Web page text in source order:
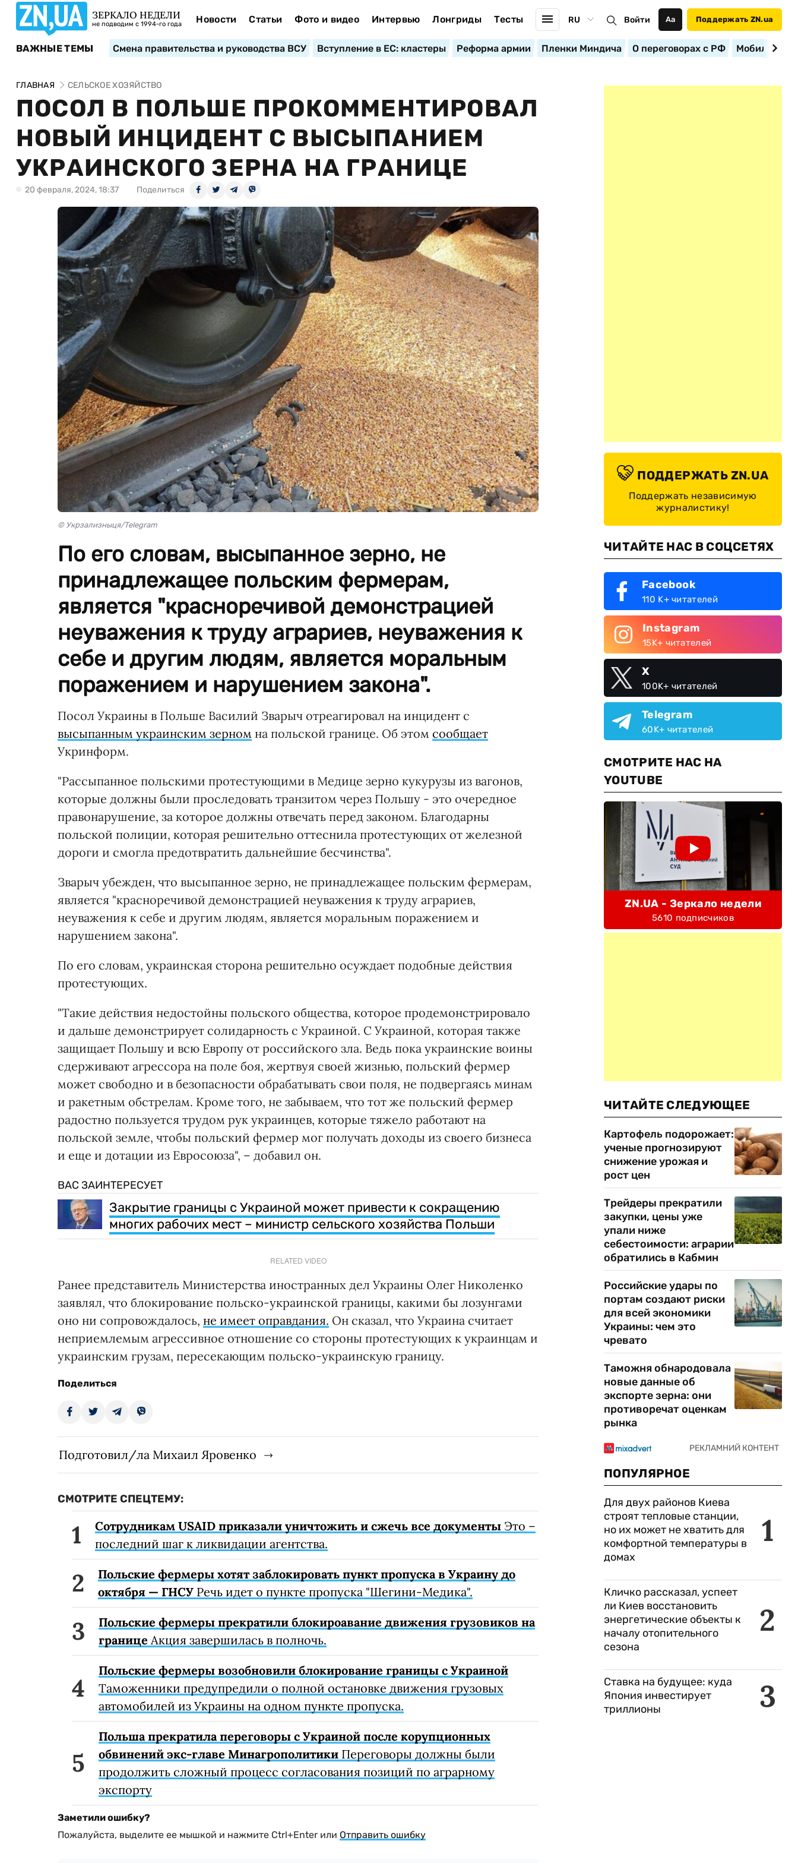
ЗЕРКАЛО НЕДЕЛИ
не подводим с 1994-го года Новости Статьи Фото и видео Интервью Лонгриды Тесты RU Войти Аа Поддержать ZN.ua
ВАЖНЫЕ ТЕМЫ Смена правительства и руководства ВСУ Вступление в ЕС: кластеры Реформа армии Пленки Миндича О переговорах с РФ
ГЛАВНАЯ СЕЛЬСКОЕ ХОЗЯЙСТВО
ПОСОЛ В ПОЛЬШЕ ПРОКОММЕНТИРОВАЛ
НОВЫЙ ИНЦИДЕНТ С ВЫСЫПАНИЕМ
УКРАИНСКОГО ЗЕРНА НА ГРАНИЦЕ
20 февраля, 2024, 18:37 Поделиться
© Укрзализныця/Telegram
По его словам, высыпанное зерно, не
принадлежащее польским фермерам,
является "красноречивой демонстрацией
неуважения к труду аграриев, неуважения к
себе и другим людям, является моральным
поражением и нарушением закона".
Посол Украины в Польше Василий Зварыч отреагировал на инцидент с
высыпанным украинским зерном на польской границе. Об этом сообщает
Укринформ.
"Рассыпанное польскими протестующими в Медице зерно кукурузы из вагонов,
которые должны были проследовать транзитом через Польшу - это очередное
правонарушение, за которое должны отвечать перед законом. Благодарны
польской полиции, которая решительно оттеснила протестующих от железной
дороги и смогла предотвратить дальнейшие бесчинства".
Зварыч убежден, что высыпанное зерно, не принадлежащее польским фермерам,
является "красноречивой демонстрацией неуважения к труду аграриев,
неуважения к себе и другим людям, является моральным поражением и
нарушением закона".
По его словам, украинская сторона решительно осуждает подобные действия
протестующих.
"Такие действия недостойны польского общества, которое продемонстрировало
и дальше демонстрирует солидарность с Украиной. С Украиной, которая также
защищает Польшу и всю Европу от российского зла. Ведь пока украинские воины
сдерживают агрессора на поле боя, жертвуя своей жизнью, польский фермер
может свободно и в безопасности обрабатывать свои поля, не подвергаясь минам
и ракетным обстрелам. Кроме того, не забываем, что тот же польский фермер
радостно пользуется трудом рук украинцев, которые тяжело работают на
польской земле, чтобы польский фермер мог получать доходы из своего бизнеса
и еще и дотации из Евросоюза", – добавил он.
ВАС ЗАИНТЕРЕСУЕТ
Закрытие границы с Украиной может привести к сокращению
многих рабочих мест – министр сельского хозяйства Польши
RELATED VIDEO
Ранее представитель Министерства иностранных дел Украины Олег Николенко
заявлял, что блокирование польско-украинской границы, какими бы лозунгами
оно ни сопровождалось, не имеет оправдания. Он сказал, что Украина считает
неприемлемым агрессивное отношение со стороны протестующих к украинцам и
украинским грузам, пересекающим польско-украинскую границу.
Поделиться
Подготовил/ла Михаил Яровенко
СМОТРИТЕ СПЕЦТЕМУ:
Сотрудникам USAID приказали уничтожить и сжечь все документы Это –
последний шаг к ликвидации агентства.
Польские фермеры хотят заблокировать пункт пропуска в Украину до
октября — ГНСУ Речь идет о пункте пропуска "Шегини-Медика".
Польские фермеры прекратили блокироавание движения грузовиков на
границе Акция завершилась в полночь.
Польские фермеры возобновили блокирование границы с Украиной
Таможенники предупредили о полной остановке движения грузовых
автомобилей из Украины на одном пункте пропуска.
Польша прекратила переговоры с Украиной после корупционных
обвинений экс-главе Минагрополитики Переговоры должны были
продолжить сложный процесс согласования позиций по аграрному
экспорту
Заметили ошибку?
Пожалуйста, выделите ее мышкой и нажмите Ctrl+Enter или Отправить ошибку
ПОДДЕРЖАТЬ ZN.UA
Поддержать независимую
журналистику!
ЧИТАЙТЕ НАС В СОЦСЕТЯХ
Facebook
110 K+ читателей
Instagram
15K+ читателей
X
100K+ читателей
Telegram
60K+ читателей
СМОТРИТЕ НАС НА
YOUTUBE
ZN.UA - Зеркало недели
5610 подписчиков
ЧИТАЙТЕ СЛЕДУЮЩЕЕ
Картофель подорожает:
ученые прогнозируют
снижение урожая и
рост цен
Трейдеры прекратили
закупки, цены уже
упали ниже
себестоимости: аграрии
обратились в Кабмин
Российские удары по
портам создают риски
для всей экономики
Украины: чем это
чревато
Таможня обнародовала
новые данные об
экспорте зерна: они
противоречат оценкам
рынка
ПОПУЛЯРНОЕ
1
Для двух районов Киева
строят тепловые станции,
но их может не хватить для
комфортной температуры в
домах
2
Кличко рассказал, успеет
ли Киев восстановить
энергетические объекты к
началу отопительного
сезона
3
Ставка на будущее: куда
Япония инвестирует
триллионы